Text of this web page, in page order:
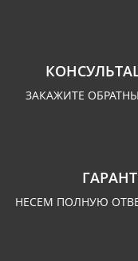
ЗАКАЖИТЕ
НЕСЕМ ПОЛНУЮ